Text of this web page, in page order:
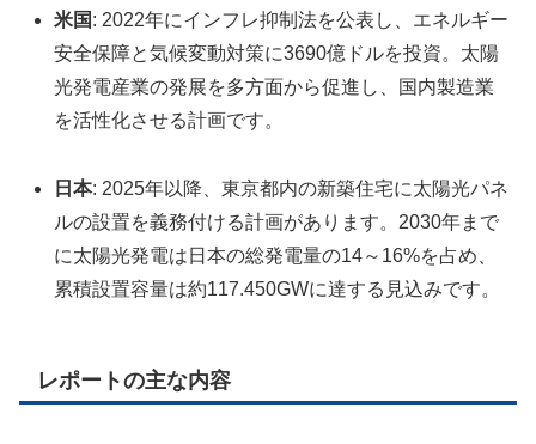
米国: 2022年にインフレ抑制法を公表し、エネルギー
安全保障と気候変動対策に3690億ドルを投資。太陽
光発電産業の発展を多方面から促進し、国内製造業
を活性化させる計画です。
日本: 2025年以降、東京都内の新築住宅に太陽光パネ
ルの設置を義務付ける計画があります。2030年まで
に太陽光発電は日本の総発電量の14～16%を占め、
累積設置容量は約117.450GWに達する見込みです。
レポートの主な内容